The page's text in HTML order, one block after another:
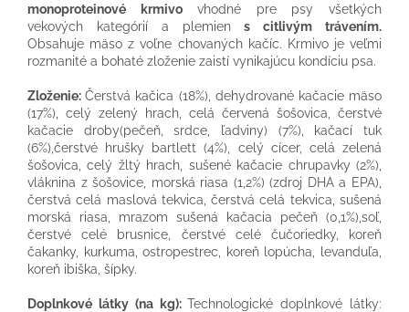
monoproteinové krmivovhodné pre psy všetkých
vekových kategórií a plemiens citlivým trávením.
Obsahuje mäso z voľne chovaných kačíc. Krmivo je veľmi
rozmanité a bohaté zloženie zaistí vynikajúcu kondíciu psa.
Zloženie:Čerstvá kačica (18%), dehydrované kačacie mäso
(17%), celý zelený hrach, celá červená šošovica, čerstvé
kačacie droby(pečeň, srdce, ľadviny) (7%), kačací tuk
(6%),čerstvé hrušky bartlett (4%), celý cícer, celá zelená
šošovica, celý žltý hrach, sušené kačacie chrupavky (2%),
vláknina z šošovice, morská riasa (1,2%) (zdroj DHA a EPA),
čerstvá celá maslová tekvica, čerstvá celá tekvica, sušená
morská riasa, mrazom sušená kačacia pečeň (0,1%),soľ,
čerstvé celé brusnice, čerstvé celé čučoriedky, koreň
čakanky, kurkuma, ostropestrec, koreň lopúcha, levanduľa,
koreň ibiška, šípky.
Doplnkové látky (na kg):Technologické doplnkové látky: